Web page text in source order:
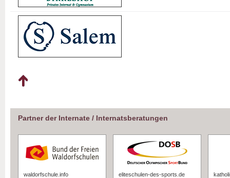
Partner der Internate / Internatsberatungen
waldorfschule.info
eliteschulen-des-sports.de